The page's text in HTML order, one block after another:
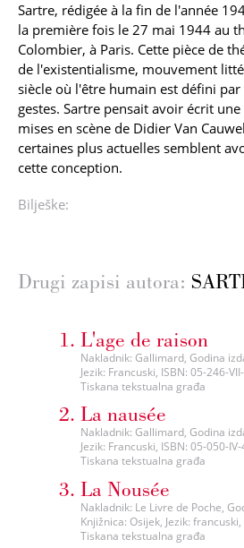
Sartre, rédigée à la fin de l'année
la première fois le 27 mai 1944 au
Colombier, à Paris. Cette pièce de
de l'existentialisme, mouvement
siècle où l'être humain est défini par
gestes. Sartre pensait avoir écrit
mises en scène de Didier Van
certaines plus actuelles semblent
cette conception.
Bilješke:
Drugi zapisi autora:
L'age de raison
Nakladnik: Gallimard, Godina
Jezik: Francuski, ISBN: 05-246-
Tiskana tekstualna građa
La nausée
Nakladnik: Gallimard, Godina
Jezik: Francuski, ISBN: 05-050-
Tiskana tekstualna građa
La Nousée
Nakladnik: Le Livre de Poche,
Knjižnica: Osijek, Jezik:
Tiskana tekstualna građa